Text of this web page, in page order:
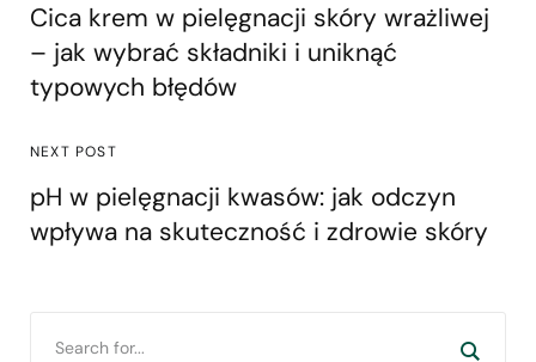
Cica krem w pielęgnacji skóry wrażliwej
– jak wybrać składniki i uniknąć
typowych błędów
NEXT POST
pH w pielęgnacji kwasów: jak odczyn
wpływa na skuteczność i zdrowie skóry